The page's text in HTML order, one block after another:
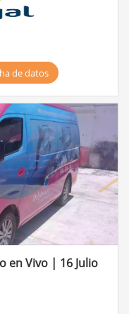
de datos
en Vivo | 16 Julio